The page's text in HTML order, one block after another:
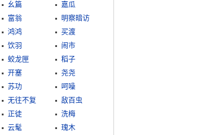
幺篇
嘉瓜
富翁
明察暗访
鸿鸿
买渡
饮羽
闹市
蛟龙匣
稻子
开塞
尧尧
苏功
呵噪
无往不复
敌百虫
正徒
洗梅
云髦
瑰木